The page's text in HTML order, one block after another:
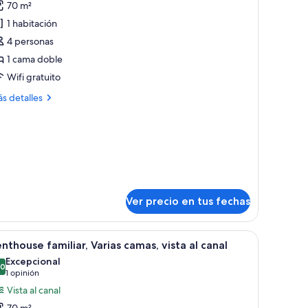
70 m²
1 habitación
4 personas
1 cama doble
Wifi gratuito
detalles
Ver precio en tus fechas
televisor y armario. Un salón acogedor con un ventanal grande,
12 familiar, Varias camas, vista al canal
de 10
Excepcional
1 opinión
(1
opinión)
Vista al canal